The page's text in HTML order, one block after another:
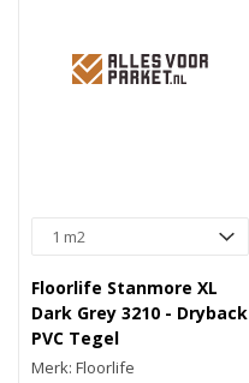
Floorlife Stanmore XL
Dark Grey 3210 - Dryback
PVC Tegel
Merk: Floorlife